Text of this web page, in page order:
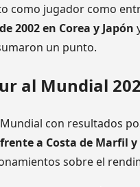
como jugador como
2002 en Corea y Japón
un punto.
al Mundial
con resultados
a Costa de Marfil
sobre el